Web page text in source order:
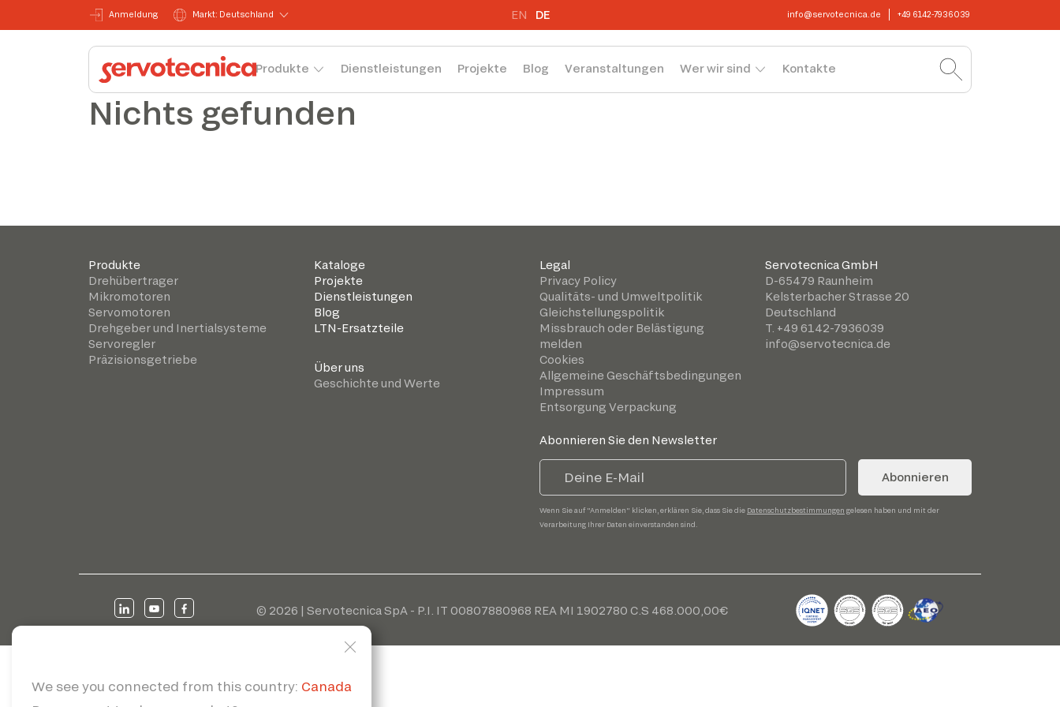
Anmeldung Markt: Deutschland EN DE info@servotecnica.de +49 6142-7936039
Produkte Dienstleistungen Projekte Blog Veranstaltungen Wer wir sind Kontakte
Nichts gefunden
Produkte
Drehübertrager
Mikromotoren
Servomotoren
Drehgeber und Inertialsysteme
Servoregler
Präzisionsgetriebe
Kataloge
Projekte
Dienstleistungen
Blog
LTN-Ersatzteile
Über uns
Geschichte und Werte
Legal
Privacy Policy
Qualitäts- und Umweltpolitik
Gleichstellungspolitik
Missbrauch oder Belästigung
melden
Cookies
Allgemeine Geschäftsbedingungen
Impressum
Entsorgung Verpackung
Servotecnica GmbH
D-65479 Raunheim
Kelsterbacher Strasse 20
Deutschland
T. +49 6142-7936039
info@servotecnica.de
Abonnieren Sie den Newsletter
Abonnieren
Wenn Sie auf "Anmelden" klicken, erklären Sie, dass Sie die Datenschutzbestimmungen gelesen haben und mit der
Verarbeitung Ihrer Daten einverstanden sind.
© 2026 | Servotecnica SpA - P.I. IT 00807880968 REA MI 1902780 C.S 468.000,00€